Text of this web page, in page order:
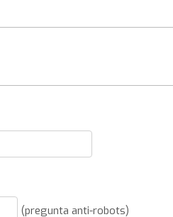
(pregunta anti-robots)